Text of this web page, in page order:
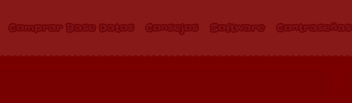
Comprar Base Datos Consejos Software Contraseñas